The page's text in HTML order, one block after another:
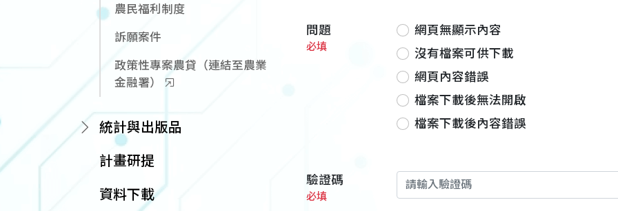
農民福利制度
訴願案件
政策性專案農貸（連結至農業
金融署）
統計與出版品
計畫研提
資料下載
問題
必填
網頁無顯示內容
沒有檔案可供下載
網頁內容錯誤
檔案下載後無法開啟
檔案下載後內容錯誤
驗證碼
必填